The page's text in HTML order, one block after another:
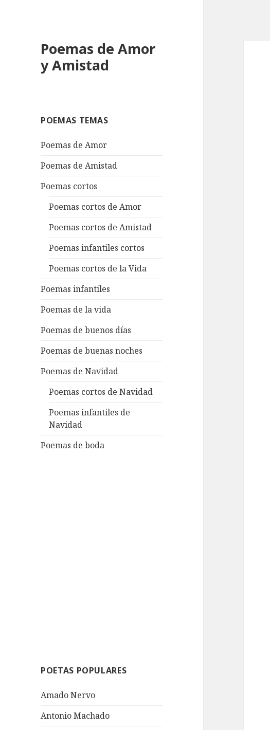
Poemas de Amor
y Amistad
POEMAS TEMAS
Poemas de Amor
Poemas de Amistad
Poemas cortos
Poemas cortos de Amor
Poemas cortos de Amistad
Poemas infantiles cortos
Poemas cortos de la Vida
Poemas infantiles
Poemas de la vida
Poemas de buenos días
Poemas de buenas noches
Poemas de Navidad
Poemas cortos de Navidad
Poemas infantiles de
Navidad
Poemas de boda
POETAS POPULARES
Amado Nervo
Antonio Machado